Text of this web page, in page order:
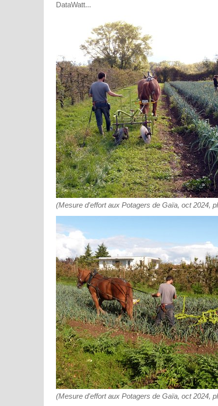
DataWatt...
(Mesure d'effort aux Potagers de Gaïa, oct 2024,
(Mesure d'effort aux Potagers de Gaïa, oct 2024,